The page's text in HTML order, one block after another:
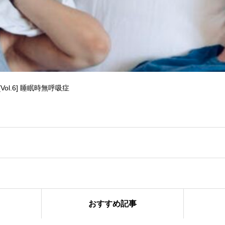
Sleep Post [Vol.6] 睡眠時無呼吸症
おすすめ記事